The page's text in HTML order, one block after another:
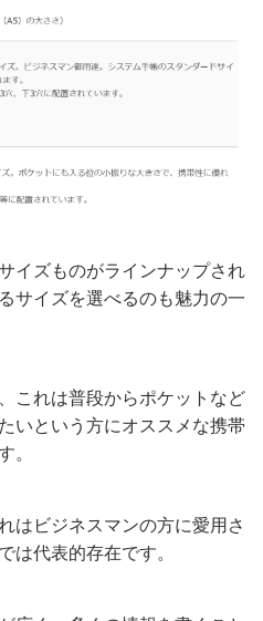
イズものがラインナップされ
サイズを選べるのも魅力の一
これは普段からポケットなど
いという方にオススメな携帯
。
はビジネスマンの方に愛用さ
は代表的存在です。